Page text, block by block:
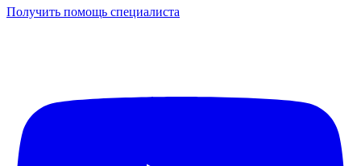
Получить помощь специалиста